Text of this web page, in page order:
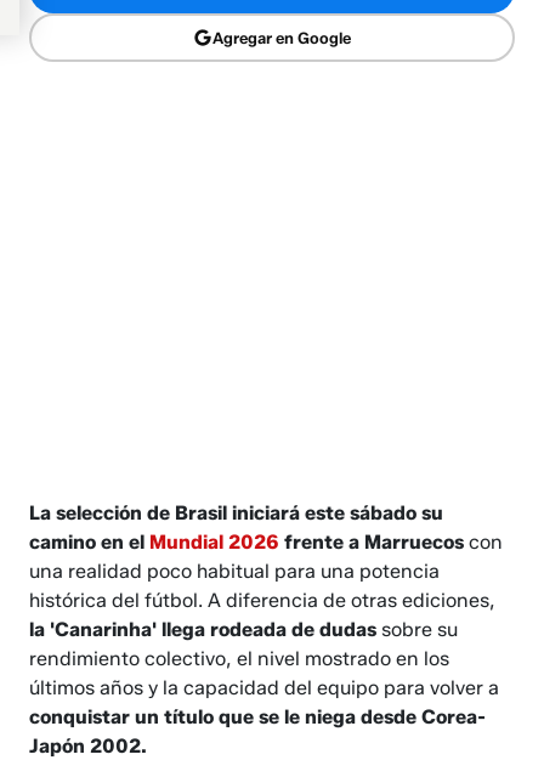
Agregar en Google
La selección de Brasil iniciará este sábado su
camino en el Mundial 2026frente a Marruecos con
una realidad poco habitual para una potencia
histórica del fútbol. A diferencia de otras ediciones,
la 'Canarinha' llega rodeada de dudas sobre su
rendimiento colectivo, el nivel mostrado en los
últimos años y la capacidad del equipo para volver a
conquistar un título que se le niega desde Corea-
Japón 2002.